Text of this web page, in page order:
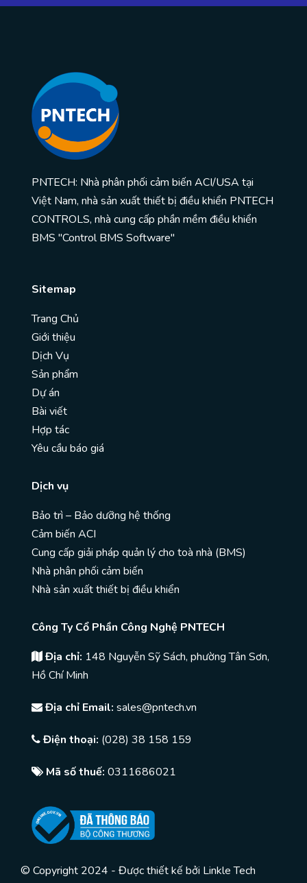
PNTECH: Nhà phân phối cảm biến ACI/USA tại
Việt Nam, nhà sản xuất thiết bị điều khiển PNTECH
CONTROLS, nhà cung cấp phần mềm điều khiển
BMS "Control BMS Software"
Sitemap
Trang Chủ
Giới thiệu
Dịch Vụ
Sản phẩm
Dự án
Bài viết
Hợp tác
Yêu cầu báo giá
Dịch vụ
Bảo trì – Bảo dưỡng hệ thống
Cảm biến ACI
Cung cấp giải pháp quản lý cho toà nhà (BMS)
Nhà phân phối cảm biến
Nhà sản xuất thiết bị điều khiển
Công Ty Cổ Phần Công Nghệ PNTECH
Địa chỉ: 148 Nguyễn Sỹ Sách, phường Tân Sơn,
Hồ Chí Minh
Địa chỉ Email: sales@pntech.vn
Điện thoại: (028) 38 158 159
Mã số thuế: 0311686021
© Copyright 2024 - Được thiết kế bởi Linkle Tech